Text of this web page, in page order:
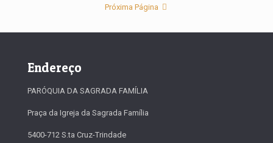
Próxima Página
Endereço
PARÓQUIA DA SAGRADA FAMÍLIA
Praça da Igreja da Sagrada Família
5400-712 S.ta Cruz-Trindade